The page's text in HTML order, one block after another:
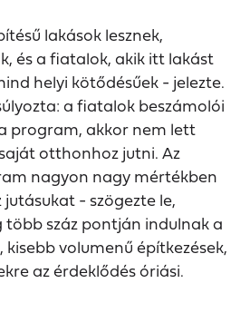
lakások lesznek,
és a fiatalok, akik itt lakást
helyi kötődésűek - jelezte.
a fiatalok beszámolói
program, akkor nem lett
otthonhoz jutni. Az
nagyon nagy mértékben
- szögezte le,
több száz pontján indulnak a
volumenű építkezések,
az érdeklődés óriási.